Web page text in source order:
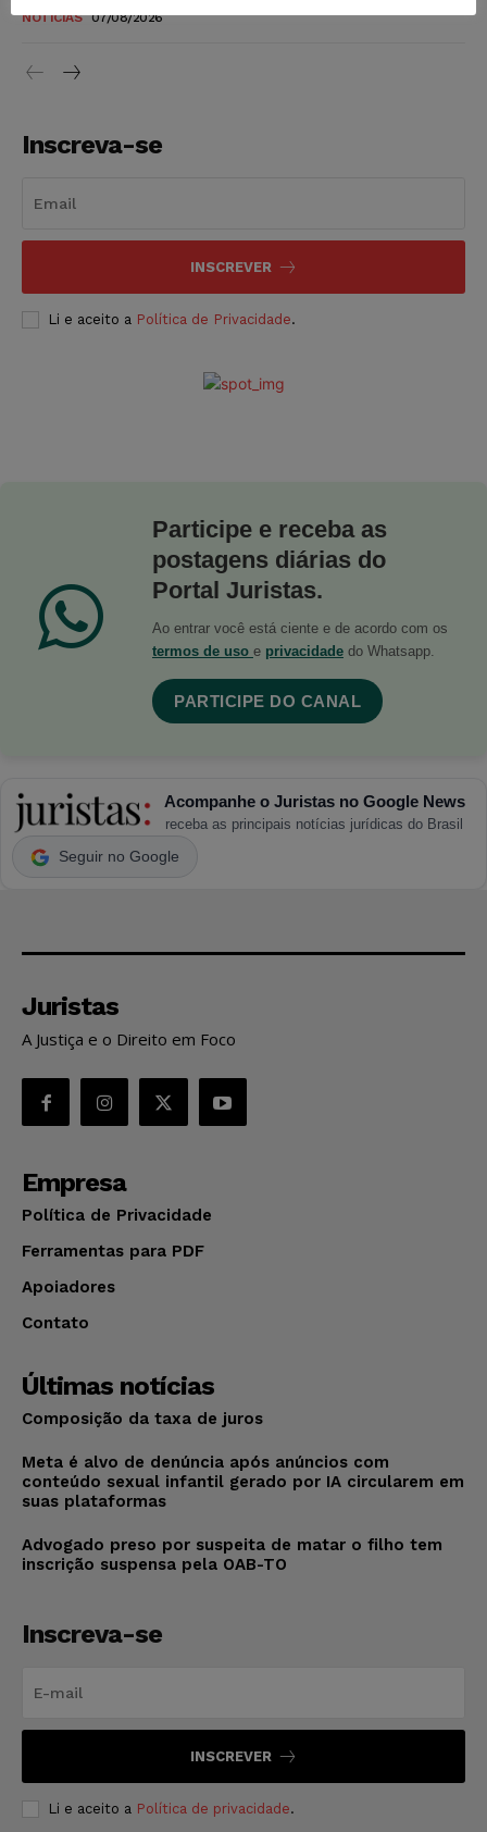
NOTÍCIAS 07/08/2026
Inscreva-se
INSCREVER
Li e aceito a Política de Privacidade.
Participe e receba as
postagens diárias do
Portal Juristas.
Ao entrar você está ciente e de acordo com os
termos de uso e privacidade do Whatsapp.
PARTICIPE DO CANAL
Acompanhe o Juristas no Google News
receba as principais notícias jurídicas do Brasil
Seguir no Google
Juristas
A Justiça e o Direito em Foco
Empresa
Política de Privacidade
Ferramentas para PDF
Apoiadores
Contato
Últimas notícias
Composição da taxa de juros
Meta é alvo de denúncia após anúncios com
conteúdo sexual infantil gerado por IA circularem em
suas plataformas
Advogado preso por suspeita de matar o filho tem
inscrição suspensa pela OAB-TO
Inscreva-se
INSCREVER
Li e aceito a Política de privacidade.